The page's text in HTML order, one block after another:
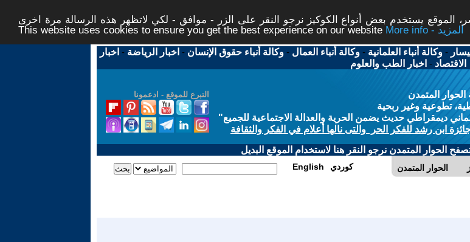
الموقع يستخدم بعض أنواع الكوكيز نرجو النقر على الزر - موافق - لكي لاتظهر هذه الرسالة مرة اخرى -
This website uses cookies to ensure you get the best experience on our website
More info - المزيد
-وكالة أنباء العلمانية -وكالة أنباء العمال -وكالة أنباء حقوق الإنسان - اخبار الرياضة - اخبار
الاقتصاد - اخبار الطب والعلوم
التبرع للموقع - ادعمونا
المتمدن
تطوعية وغير ربحية
ديمقراطي حديث يضمن الحرية والعدالة الاجتماعية للجميع"
ابن رشد للفكر الحر والتى نالها أعلام في الفكر والثقافة
الحوار المتمدن نرجو النقر هنا لاستخدام الموقع البديل
الحوار المتمدن English كوردي